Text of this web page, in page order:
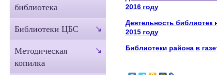
2016 году
Деятельность библиотек
2015 году
Библиотеки района в
библиотека
Библиотеки ЦБС
Методическая
копилка